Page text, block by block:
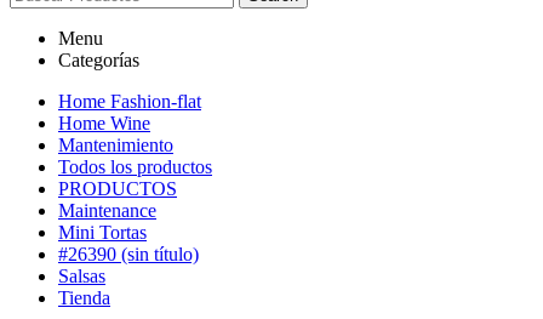
Menu
Categorías
Home Fashion-flat
Home Wine
Mantenimiento
Todos los productos
PRODUCTOS
Maintenance
Mini Tortas
#26390 (sin título)
Salsas
Tienda